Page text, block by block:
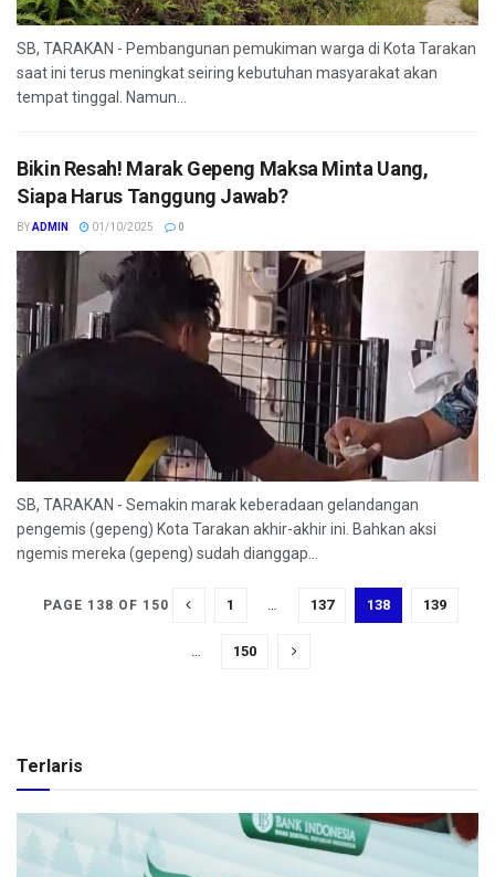
SB, TARAKAN - Pembangunan pemukiman warga di Kota Tarakan
saat ini terus meningkat seiring kebutuhan masyarakat akan
tempat tinggal. Namun...
Bikin Resah! Marak Gepeng Maksa Minta Uang,
Siapa Harus Tanggung Jawab?
BYADMIN 01/10/2025 0
SB, TARAKAN - Semakin marak keberadaan gelandangan
pengemis (gepeng) Kota Tarakan akhir-akhir ini. Bahkan aksi
ngemis mereka (gepeng) sudah dianggap...
PAGE 138 OF 150 1 … 137 138 139
… 150
Terlaris